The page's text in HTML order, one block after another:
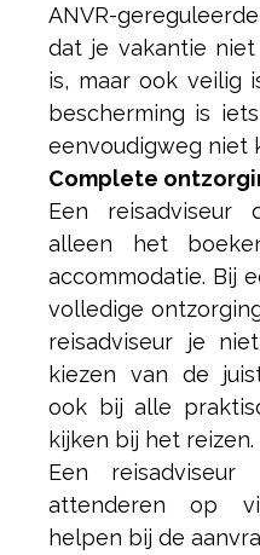
ANVR-
dat je vakantie
is, maar ook veilig
bescherming is
eenvoudigweg niet
Complete
Een
alleen het
accommodatie. Bij
volledige
reisadviseur je
kiezen van de
ook bij alle
kijken bij het reizen.
Een
attenderen op
helpen bij de